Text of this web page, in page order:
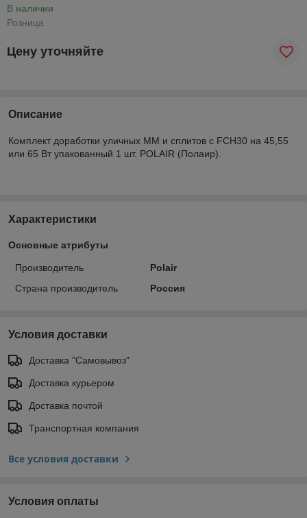
В наличии
Розница
Цену уточняйте
Описание
Комплект доработки уличных ММ и сплитов с FCH30 на 45,55
или 65 Вт упакованный 1 шт. POLAIR (Полаир).
Характеристики
Основные атрибуты
Производитель
Polair
Страна производитель
Россия
Условия доставки
Доставка "Самовывоз"
Доставка курьером
Доставка почтой
Транспортная компания
Все условия доставки
Условия оплаты